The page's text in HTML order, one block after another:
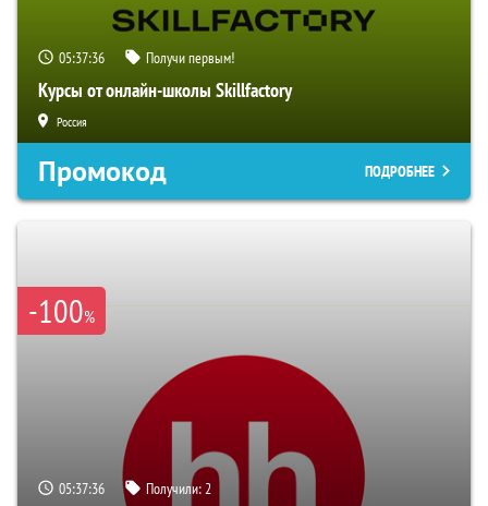
05:37:36 Получи первым!
Курсы от онлайн-школы Skillfactory
Россия
Промокод ПОДРОБНЕЕ
-100%
05:37:36 Получили:2